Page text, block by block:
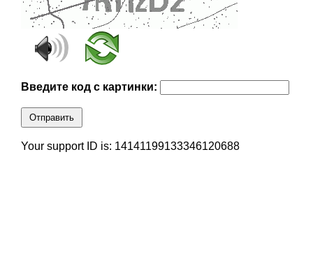
Введите код с картинки:
Отправить
Your support ID is: 14141199133346120688